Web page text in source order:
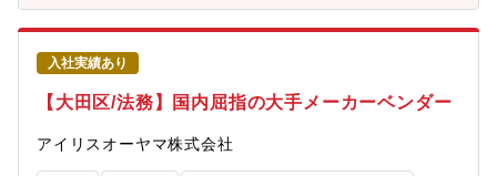
営・得意先監査対応・コンプライアンス管理・指導・安全衛生活
動サポート【企業特徴】アイリスグループは「快適生活」をキー
ワードに、生活者の潜在的な不満を解消するソリューション型商
品で、暮らしをより豊かで快適にするためのものづくりを行って
きました。不満解消型商品として代表的なのが、クリア収納ケー
スです。中身が見えない潜在的不満に注目し、世界初の透明の収
納ケースを開発しました。日本で大ヒットした後、海外にもニー
ズがあると考え、アメリカとヨーロッパで販売。日本と同じく欧
入社実績あり
【大田区/法務】国内屈指の大手メーカーベンダー
アイリスオーヤマ株式会社